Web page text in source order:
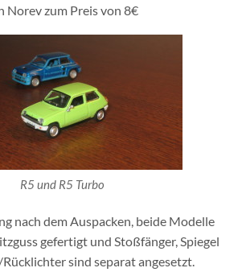
Norev zum Preis von 8€
R5 und R5 Turbo
nach dem Auspacken, beide Modelle
gefertigt und Stoßfänger, Spiegel
sind separat angesetzt.